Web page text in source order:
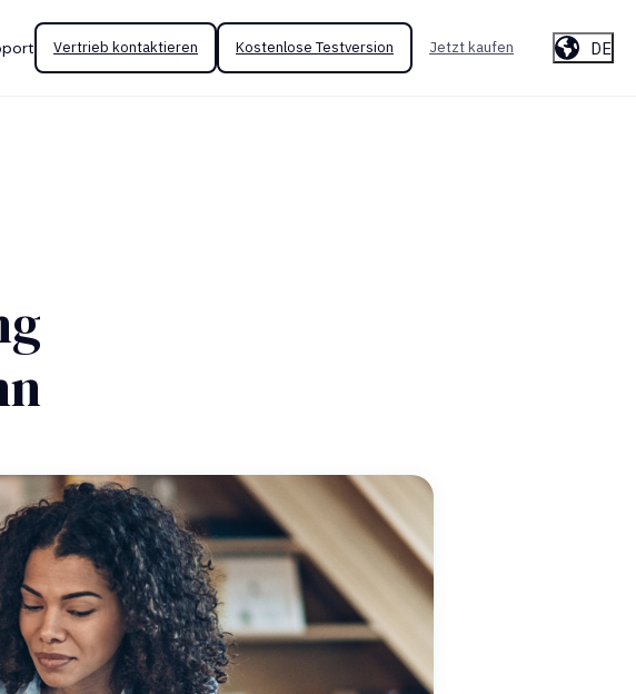
Vertrieb kontaktieren Kostenlose Testversion Jetzt kaufen DE